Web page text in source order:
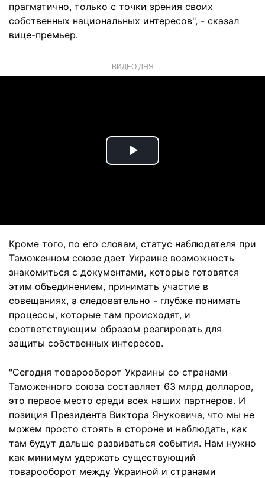
прагматично, только с точки зрения своих
собственных национальных интересов", - сказал
вице-премьер.
ВИДЕО ДНЯ
Play
Кроме того, по его словам, статус наблюдателя при
Таможенном союзе дает Украине возможность
знакомиться с документами, которые готовятся
этим объединением, принимать участие в
совещаниях, а следовательно - глубже понимать
процессы, которые там происходят, и
соответствующим образом реагировать для
защиты собственных интересов.
"Сегодня товарооборот Украины со странами
Таможенного союза составляет 63 млрд долларов,
это первое место среди всех наших партнеров. И
позиция Президента Виктора Януковича, что мы не
можем просто стоять в стороне и наблюдать, как
там будут дальше развиваться события. Нам нужно
как минимум удержать существующий
товарооборот между Украиной и странами